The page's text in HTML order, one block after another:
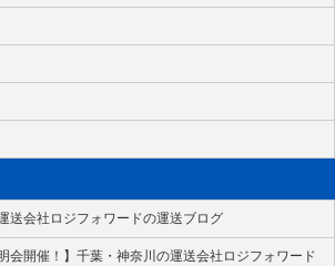
送会社ロジフォワードの運送ブログ
会開催！】千葉・神奈川の運送会社ロジフォワード